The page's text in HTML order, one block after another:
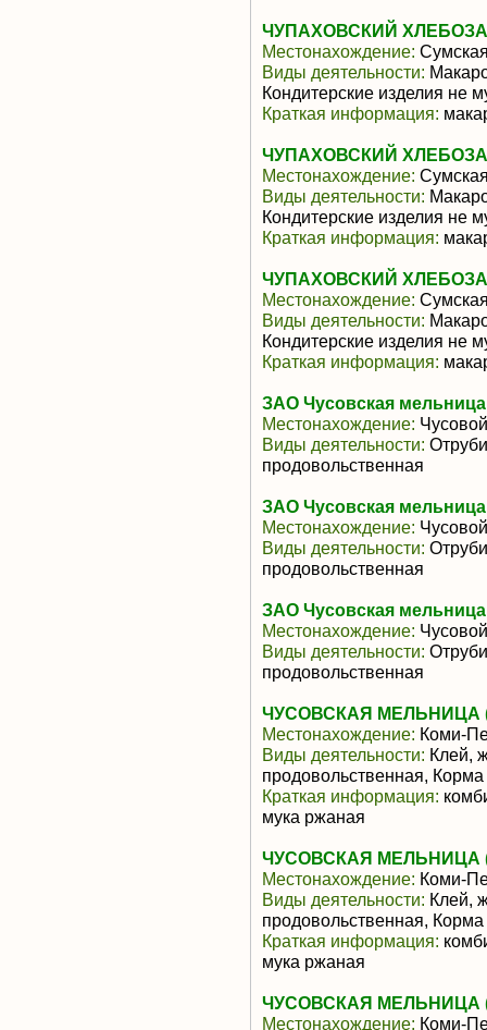
ЧУПАХОВСКИЙ
Местонахождение:
Виды деятельности:
Кондитерские изделия не
Краткая информация:
ЧУПАХОВСКИЙ
Местонахождение:
Виды деятельности:
Кондитерские изделия не
Краткая информация:
ЧУПАХОВСКИЙ
Местонахождение:
Виды деятельности:
Кондитерские изделия не
Краткая информация:
ЗАО Чусовская мельница
Местонахождение: Чусовой
Виды деятельности:
продовольственная
ЗАО Чусовская мельница
Местонахождение: Чусовой
Виды деятельности:
продовольственная
ЗАО Чусовская мельница
Местонахождение: Чусовой
Виды деятельности:
продовольственная
ЧУСОВСКАЯ МЕЛЬНИЦА
Местонахождение: Коми-
Виды деятельности: Клей,
продовольственная,
Краткая информация:
мука ржаная
ЧУСОВСКАЯ МЕЛЬНИЦА
Местонахождение: Коми-
Виды деятельности: Клей,
продовольственная,
Краткая информация:
мука ржаная
ЧУСОВСКАЯ МЕЛЬНИЦА
Местонахождение: Коми-